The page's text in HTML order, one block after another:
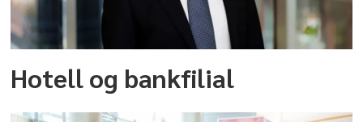
Hotell og bankfilial